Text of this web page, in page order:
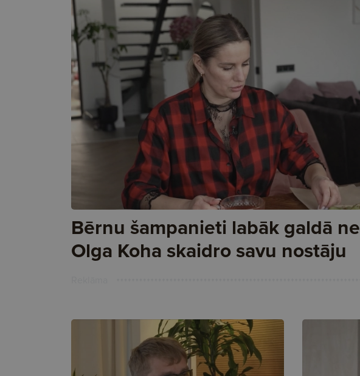
Bērnu šampanieti labāk galdā
Olga Koha skaidro savu nostāju